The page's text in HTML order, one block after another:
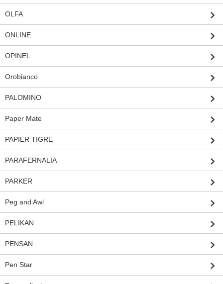
OLFA
ONLINE
OPINEL
Orobianco
PALOMINO
Paper Mate
PAPIER TIGRE
PARAFERNALIA
PARKER
Peg and Awl
PELIKAN
PENSAN
Pen Star